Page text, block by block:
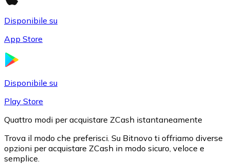
Disponibile su
App Store
Disponibile su
Play Store
Quattro modi per acquistare ZCash istantaneamente
Trova il modo che preferisci. Su Bitnovo ti offriamo diverse
opzioni per acquistare ZCash in modo sicuro, veloce e
semplice.